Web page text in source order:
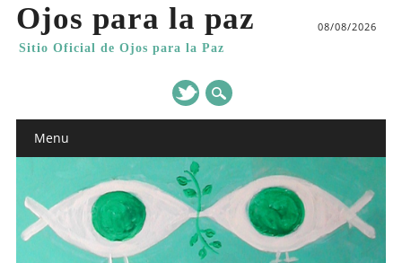
Ojos para la paz
Sitio Oficial de Ojos para la Paz
08/08/2026
Main menu
Menu